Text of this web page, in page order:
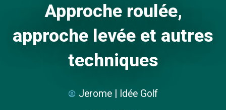
Approche roulée,
approche levée et autres
techniques
Jerome | Idée Golf